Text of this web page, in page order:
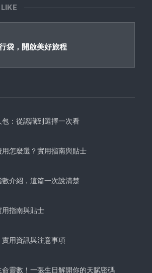
袋，開啟美好旅程
：從認識到選擇一次看
用怎麼選？實用指南與貼士
介紹，這篇一次說清楚
用指南與貼士
用資訊與注意事項
靈數！一張生日解開你的天賦密碼